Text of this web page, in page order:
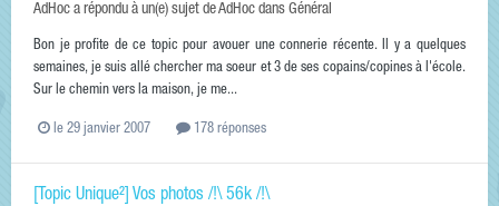
AdHoc a répondu à un(e) sujet deAdHoc dans Général
Bon je profite de ce topic pour avouer une connerie récente. Il y a quelques
semaines, je suis allé chercher ma soeur et 3 de ses copains/copines à l'école.
Sur le chemin vers la maison, je me...
le 29 janvier 2007 178 réponses
[Topic Unique²] Vos photos /!\ 56k /!\